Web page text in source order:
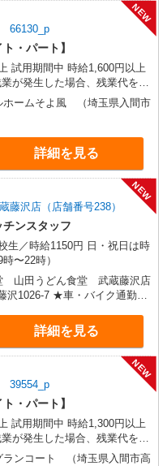
66130_p
NEW
・パート】
上
ます。
ホームそよ風 （埼玉県入間市
詳細を見る
沢店（店舗番号238）
NEW
チンスタッフ
〜22時）
山田うどん食堂 武蔵藤沢店
沢1026-7 ★車・バイク通勤
詳細を見る
39554_p
NEW
・パート】
上
ます。
ンコート （埼玉県入間市高